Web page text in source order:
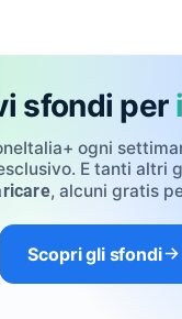
sfondi per
ogni
E tanti altri
, alcuni gratis
Scopri gli sfondi